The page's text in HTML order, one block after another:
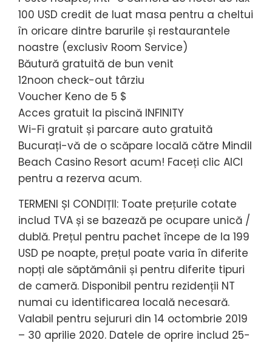
100 USD credit de luat masa pentru a cheltui
în oricare dintre barurile și restaurantele
noastre (exclusiv Room Service)
Băutură gratuită de bun venit
12noon check-out târziu
Voucher Keno de 5 $
Acces gratuit la piscină INFINITY
Wi-Fi gratuit și parcare auto gratuită
Bucurați-vă de o scăpare locală către Mindil
Beach Casino Resort acum! Faceți clic AICI
pentru a rezerva acum.
TERMENI ȘI CONDIȚII: Toate prețurile cotate
includ TVA și se bazează pe ocupare unică /
dublă. Prețul pentru pachet începe de la 199
USD pe noapte, prețul poate varia în diferite
nopți ale săptămânii și pentru diferite tipuri
de cameră. Disponibil pentru rezidenții NT
numai cu identificarea locală necesară.
Valabil pentru sejururi din 14 octombrie 2019
– 30 aprilie 2020. Datele de oprire includ 25-